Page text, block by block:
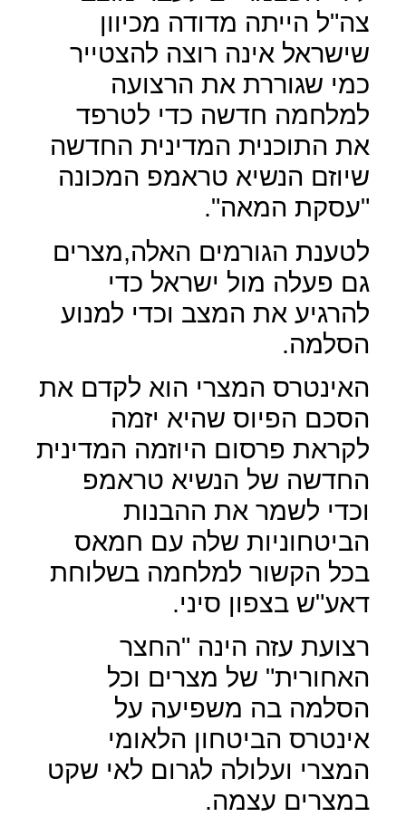
צה"ל הייתה מדודה מכיוון
שישראל אינה רוצה להצטייר
כמי שגוררת את הרצועה
למלחמה חדשה כדי לטרפד
את התוכנית המדינית החדשה
שיוזם הנשיא טראמפ המכונה
"עסקת המאה".
לטענת הגורמים האלה,מצרים
גם פעלה מול ישראל כדי
להרגיע את המצב וכדי למנוע
הסלמה.
האינטרס המצרי הוא לקדם את
הסכם הפיוס שהיא יזמה
לקראת פרסום היוזמה המדינית
החדשה של הנשיא טראמפ
וכדי לשמר את ההבנות
הביטחוניות שלה עם חמאס
בכל הקשור למלחמה בשלוחת
דאע"ש בצפון סיני.
רצועת עזה הינה "החצר
האחורית" של מצרים וכל
הסלמה בה משפיעה על
אינטרס הביטחון הלאומי
המצרי ועלולה לגרום לאי שקט
במצרים עצמה.